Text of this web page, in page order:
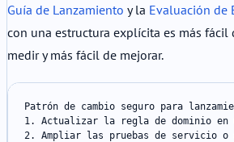
Guía de Lanzamiento y la Evaluación de
con una estructura explícita es más fácil
medir y más fácil de mejorar.
Patrón de cambio seguro para
1. Actualizar la regla de dominio en
2. Ampliar las pruebas de servicio o